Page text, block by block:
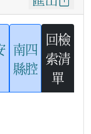
南四
縣腔
回檢
索清
單